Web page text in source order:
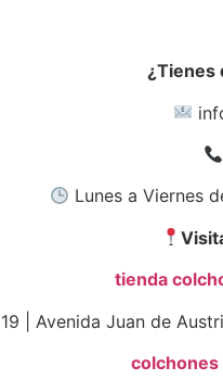
¿Tienes
Lunes a Viernes
tienda
| Avenida Juan de